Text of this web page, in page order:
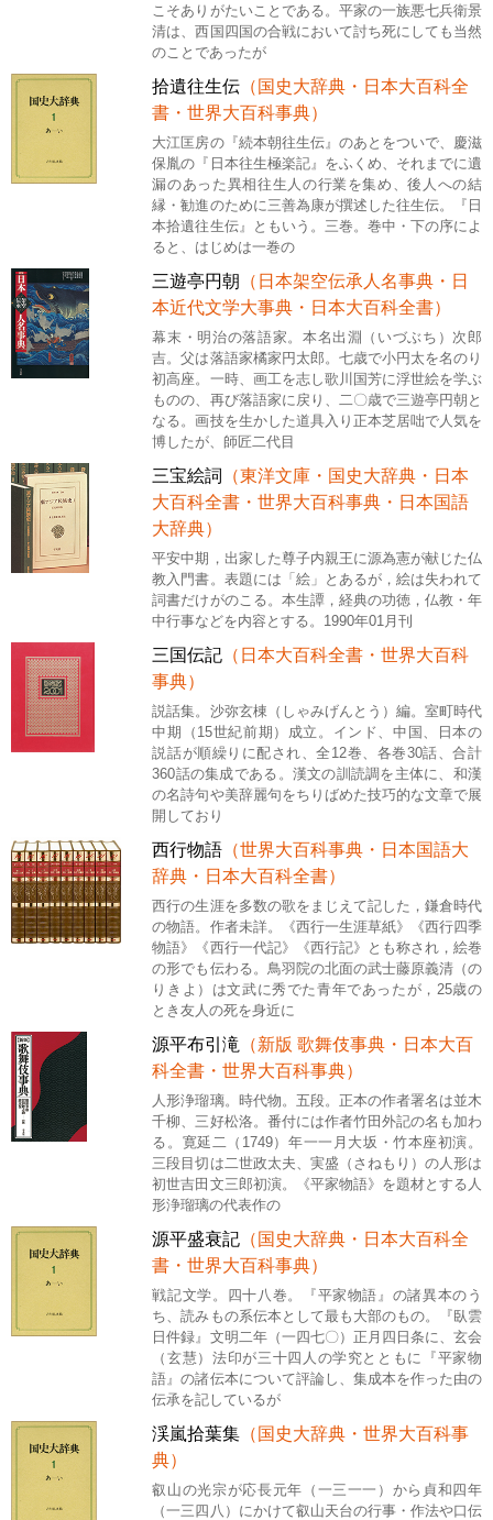
こそありがたいことである。平家の一族悪七兵衛景
清は、西国四国の合戦において討ち死にしても当然
のことであったが
拾遺往生伝 （国史大辞典・日本大百科全
書・世界大百科事典）
大江匡房の『続本朝往生伝』のあとをついで、慶滋
保胤の『日本往生極楽記』をふくめ、それまでに遺
漏のあった異相往生人の行業を集め、後人への結
縁・勧進のために三善為康が撰述した往生伝。『日
本拾遺往生伝』ともいう。三巻。巻中・下の序によ
ると、はじめは一巻の
三遊亭円朝 （日本架空伝承人名事典・日
本近代文学大事典・日本大百科全書）
幕末・明治の落語家。本名出淵（いづぶち）次郎
吉。父は落語家橘家円太郎。七歳で小円太を名のり
初高座。一時、画工を志し歌川国芳に浮世絵を学ぶ
ものの、再び落語家に戻り、二〇歳で三遊亭円朝と
なる。画技を生かした道具入り正本芝居咄で人気を
博したが、師匠二代目
三宝絵詞
（東洋文庫・国史大辞典・日本
大百科全書・世界大百科事典・日本国語
大辞典）
平安中期，出家した尊子内親王に源為憲が献じた仏
教入門書。表題には「絵」とあるが，絵は失われて
詞書だけがのこる。本生譚，経典の功徳，仏教・年
中行事などを内容とする。1990年01月刊
三国伝記 （日本大百科全書・世界大百科
事典）
説話集。沙弥玄棟（しゃみげんとう）編。室町時代
中期（15世紀前期）成立。インド、中国、日本の
説話が順繰りに配され、全12巻、各巻30話、合計
360話の集成である。漢文の訓読調を主体に、和漢
の名詩句や美辞麗句をちりばめた技巧的な文章で展
開しており
西行物語 （世界大百科事典・日本国語大
辞典・日本大百科全書）
西行の生涯を多数の歌をまじえて記した，鎌倉時代
の物語。作者未詳。《西行一生涯草紙》《西行四季
物語》《西行一代記》《西行記》とも称され，絵巻
の形でも伝わる。鳥羽院の北面の武士藤原義清（の
りきよ）は文武に秀でた青年であったが，25歳の
とき友人の死を身近に
源平布引滝 （新版 歌舞伎事典・日本大百
科全書・世界大百科事典）
人形浄瑠璃。時代物。五段。正本の作者署名は並木
千柳、三好松洛。番付には作者竹田外記の名も加わ
る。寛延二（1749）年一一月大坂・竹本座初演。
三段目切は二世政太夫、実盛（さねもり）の人形は
初世吉田文三郎初演。《平家物語》を題材とする人
形浄瑠璃の代表作の
源平盛衰記 （国史大辞典・日本大百科全
書・世界大百科事典）
戦記文学。四十八巻。『平家物語』の諸異本のう
ち、読みもの系伝本として最も大部のもの。『臥雲
日件録』文明二年（一四七〇）正月四日条に、玄会
（玄慧）法印が三十四人の学究とともに『平家物
語』の諸伝本について評論し、集成本を作った由の
伝承を記しているが
渓嵐拾葉集 （国史大辞典・世界大百科事
典）
叡山の光宗が応長元年（一三一一）から貞和四年
（一三四八）にかけて叡山天台の行事・作法や口伝